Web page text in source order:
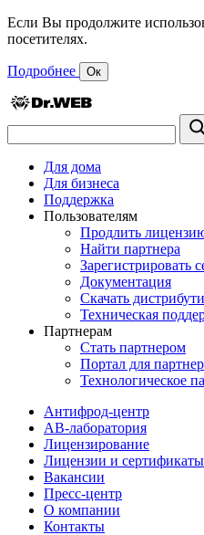
Если Вы продолжите
посетителях.
Подробнее Ок
Для дома
Для бизнеса
Поддержка
Пользователям
Продлить
Найти партнера
Зарегистрировать
Документация
Скачать
Техническая
Партнерам
Стать партнером
Портал для
Технологическое
Антифрод-центр
АВ-лаборатория
Лицензирование
Лицензии и сертификаты
Вакансии
Пресс-центр
О компании
Контакты